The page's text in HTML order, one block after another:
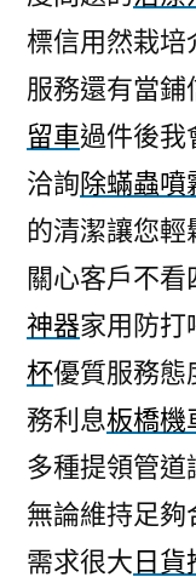
標信用然栽培
服務還有當鋪
留車過件後我
洽詢除蟎蟲噴
的清潔讓您輕
關心客戶不
神器家用防打
杯優質服務態
務利息板橋機
多種提領管道
無論維持足
需求很大日貨